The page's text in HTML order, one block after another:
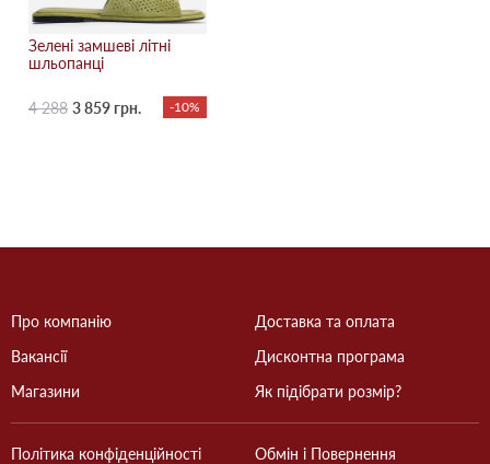
Зелені замшеві літні
шльопанці
4 288 3 859 грн. -10%
Про компанію
Вакансії
Магазини
Доставка та оплата
Дисконтна програма
Як підібрати розмір?
Політика конфіденційності Обмін і Повернення